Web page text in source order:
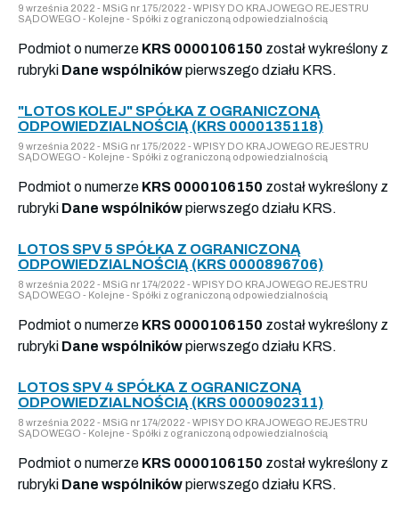
9 września 2022 - MSiG nr 175/2022 - WPISY DO KRAJOWEGO REJESTRU
SĄDOWEGO - Kolejne - Spółki z ograniczoną odpowiedzialnością
Podmiot o numerze KRS 0000106150 został wykreślony z
rubryki Dane wspólnikówpierwszego działu KRS.
"LOTOS KOLEJ" SPÓŁKA Z OGRANICZONĄ
ODPOWIEDZIALNOŚCIĄ (KRS 0000135118)
9 września 2022 - MSiG nr 175/2022 - WPISY DO KRAJOWEGO REJESTRU
SĄDOWEGO - Kolejne - Spółki z ograniczoną odpowiedzialnością
Podmiot o numerze KRS 0000106150 został wykreślony z
rubryki Dane wspólnikówpierwszego działu KRS.
LOTOS SPV 5 SPÓŁKA Z OGRANICZONĄ
ODPOWIEDZIALNOŚCIĄ (KRS 0000896706)
8 września 2022 - MSiG nr 174/2022 - WPISY DO KRAJOWEGO REJESTRU
SĄDOWEGO - Kolejne - Spółki z ograniczoną odpowiedzialnością
Podmiot o numerze KRS 0000106150 został wykreślony z
rubryki Dane wspólnikówpierwszego działu KRS.
LOTOS SPV 4 SPÓŁKA Z OGRANICZONĄ
ODPOWIEDZIALNOŚCIĄ (KRS 0000902311)
8 września 2022 - MSiG nr 174/2022 - WPISY DO KRAJOWEGO REJESTRU
SĄDOWEGO - Kolejne - Spółki z ograniczoną odpowiedzialnością
Podmiot o numerze KRS 0000106150 został wykreślony z
rubryki Dane wspólnikówpierwszego działu KRS.